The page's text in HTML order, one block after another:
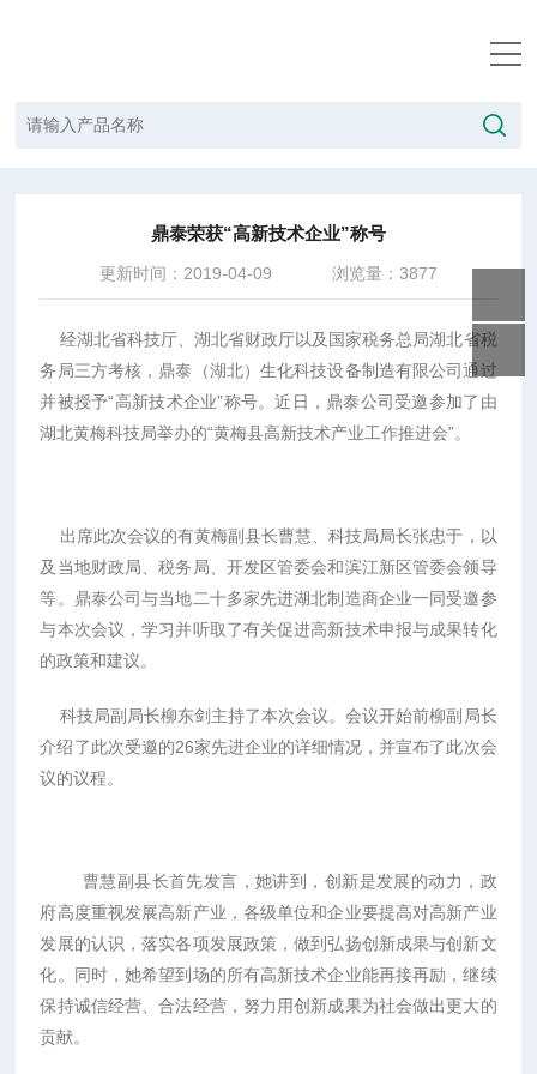
鼎泰荣获“高新技术企业”称号
更新时间：2019-04-09 浏览量：3877
经湖北省科技厅、湖北省财政厅以及国家税务总局湖北省税
务局三方考核，鼎泰（湖北）生化科技设备制造有限公司通过
并被授予“高新技术企业”称号。近日，鼎泰公司受邀参加了由
湖北黄梅科技局举办的“黄梅县高新技术产业工作推进会”。
出席此次会议的有黄梅副县长曹慧、科技局局长张忠于，以
及当地财政局、税务局、开发区管委会和滨江新区管委会领导
等。鼎泰公司与当地二十多家先进湖北制造商企业一同受邀参
与本次会议，学习并听取了有关促进高新技术申报与成果转化
的政策和建议。
科技局副局长柳东剑主持了本次会议。会议开始前柳副局长
介绍了此次受邀的26家先进企业的详细情况，并宣布了此次会
议的议程。
曹慧副县长首先发言，她讲到，创新是发展的动力，政
府高度重视发展高新产业，各级单位和企业要提高对高新产业
发展的认识，落实各项发展政策，做到弘扬创新成果与创新文
化。同时，她希望到场的所有高新技术企业能再接再励，继续
保持诚信经营、合法经营，努力用创新成果为社会做出更大的
贡献。